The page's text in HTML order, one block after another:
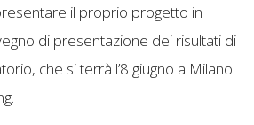
il proprio progetto in
di presentazione dei risultati di
che si terrà l’8 giugno a Milano